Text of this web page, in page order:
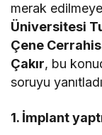
merak
Üniversitesi
Çene
Çakır, bu
soruyu
1. İmplant